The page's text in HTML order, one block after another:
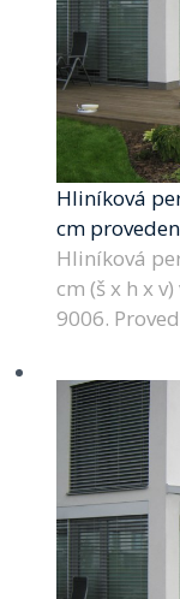
Hliníková
cm
Hliníková
cm (š x h x
9006.